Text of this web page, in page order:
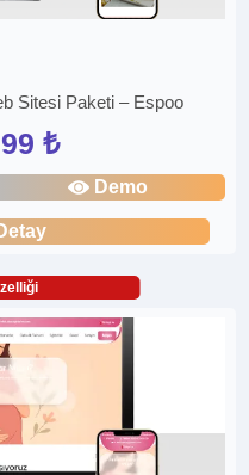
Sitesi Paketi – Espoo
₺
Demo